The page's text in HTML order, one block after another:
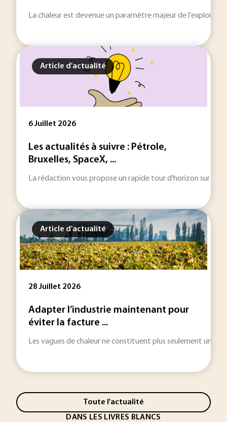
La chaleur est devenue un paramètre majeur de
Article d'actualité
6 Juillet 2026
Les actualités à suivre : Pétrole,
Bruxelles, SpaceX, ...
La rédaction vous propose un rapide tour d'horizon sur les
Article d'actualité
28 Juillet 2026
Adapter l’industrie maintenant pour
éviter la facture ...
Les vagues de chaleur ne constituent plus seulement une
Toute l'actualité
DANS LES LIVRES BLANCS